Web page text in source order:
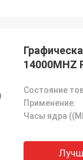
14000MHZ
Применение: